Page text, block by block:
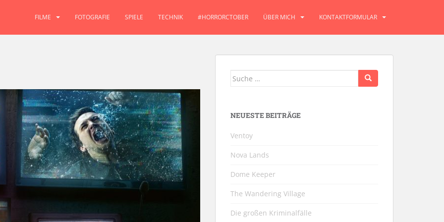
FILME FOTOGRAFIE SPIELE TECHNIK #HORRORCTOBER ÜBER MICH KONTAKTFORMULAR
Suche
NEUESTE BEITRÄGE
Ventoy
Nova Lands
Dome Keeper
The Wandering Village
Die großen Kriminalfälle